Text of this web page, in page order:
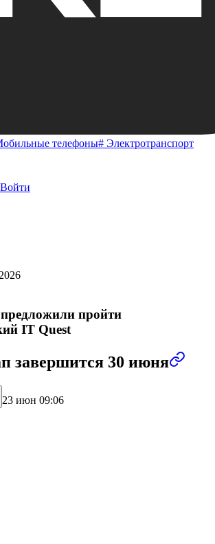
телефоны# Электротранспорт
Войти
пройти
IT Quest
завершится 30 июня
23 июн 09:06